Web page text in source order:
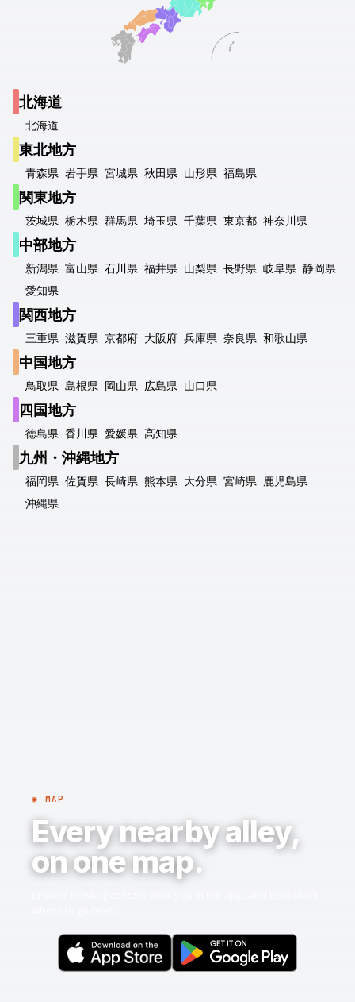
北海道
北海道
東北地方
青森県 岩手県 宮城県 秋田県 山形県 福島県
関東地方
茨城県 栃木県 群馬県 埼玉県 千葉県 東京都 神奈川県
中部地方
新潟県 富山県 石川県 福井県 山梨県 長野県 岐阜県 静岡県
愛知県
関西地方
三重県 滋賀県 京都府 大阪府 兵庫県 奈良県 和歌山県
中国地方
鳥取県 島根県 岡山県 広島県 山口県
四国地方
徳島県 香川県 愛媛県 高知県
九州・沖縄地方
福岡県 佐賀県 長崎県 熊本県 大分県 宮崎県 鹿児島県
沖縄県
◉ MAP
Every nearby alley,
on one map.